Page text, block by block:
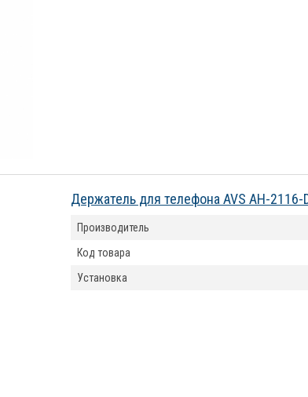
Держатель для телефона AVS AH-
Производитель
Код товара
Установка